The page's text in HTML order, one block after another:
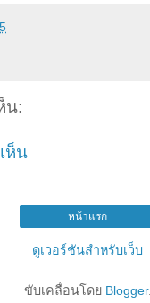
น:
ห็น
หน้าแรก
ดูเวอร์ชันสำหรับเว็บ
ขับเคลื่อนโดย Blogger.